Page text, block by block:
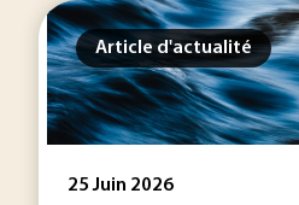
Article d'actualité
25 Juin 2026